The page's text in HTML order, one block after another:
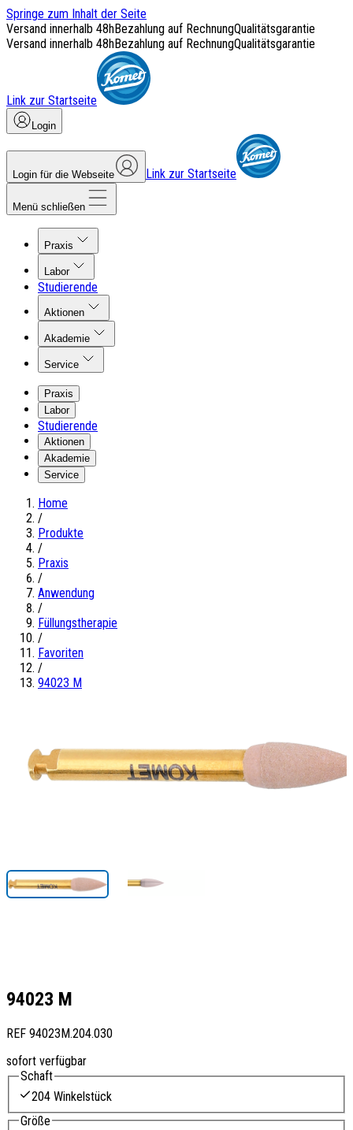
Springe zum Inhalt der Seite
Versand innerhalb 48hBezahlung auf RechnungQualitätsgarantie
Versand innerhalb 48hBezahlung auf RechnungQualitätsgarantie
Link zur Startseite
Login
Login für die Webseite Link zur Startseite
Menü schließen
Praxis
Labor
Studierende
Aktionen
Akademie
Service
Praxis
Labor
Studierende
Aktionen
Akademie
Service
Home
/
Produkte
/
Praxis
/
Anwendung
/
Füllungstherapie
/
Favoriten
/
94023 M
94023 M
REF 94023M.204.030
sofort verfügbar
Schaft
204 Winkelstück
Größe